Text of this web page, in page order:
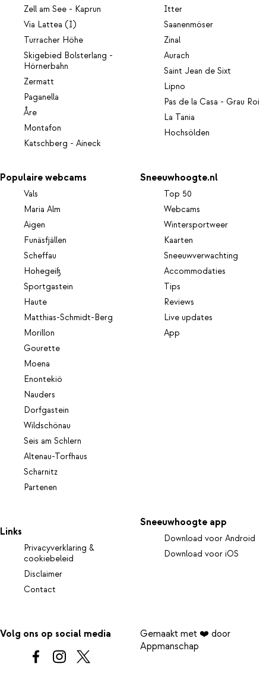
Zell am See - Kaprun
Via Lattea (I)
Turracher Höhe
Skigebied Bolsterlang -
Hörnerbahn
Zermatt
Paganella
Åre
Montafon
Katschberg - Aineck
Itter
Saanenmöser
Zinal
Aurach
Saint Jean de Sixt
Lipno
Pas de la Casa - Grau Roi
La Tania
Hochsölden
Populaire webcams
Vals
Maria Alm
Aigen
Funäsfjällen
Scheffau
Hohegeiß
Sportgastein
Haute
Matthias-Schmidt-Berg
Morillon
Gourette
Moena
Enontekiö
Nauders
Dorfgastein
Wildschönau
Seis am Schlern
Altenau-Torfhaus
Scharnitz
Partenen
Sneeuwhoogte.nl
Top 50
Webcams
Wintersportweer
Kaarten
Sneeuwverwachting
Accommodaties
Tips
Reviews
Live updates
App
Links
Privacyverklaring &
cookiebeleid
Disclaimer
Contact
Sneeuwhoogte app
Download voor Android
Download voor iOS
Volg ons op social media
Gemaakt met ❤️ door
Appmanschap